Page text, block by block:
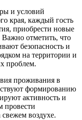
и условий
края, каждый гость
приобрести новые
отметить, что
безопасность и
на территории и
проблем.
проживания в
формированию
активность и
провести
воздухе.